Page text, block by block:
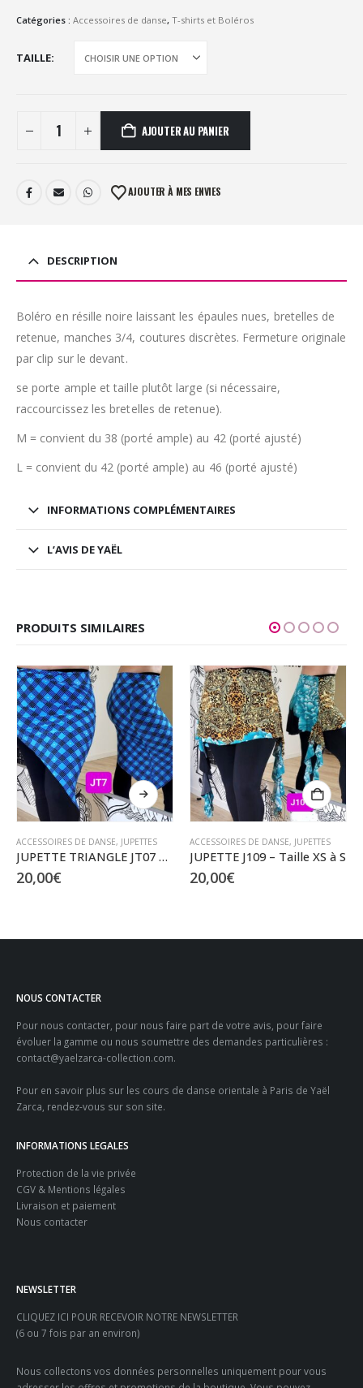
Catégories : Accessoires de danse, T-shirts et Boléros
TAILLE
AJOUTER AU PANIER
AJOUTER À MES ENVIES
DESCRIPTION
Boléro en résille noire laissant les épaules nues, bretelles de
retenue, manches 3/4, coutures discrètes. Fermeture originale
par clip sur le devant.
se porte ample et taille plutôt large (si nécessaire,
raccourcissez les bretelles de retenue).
M = convient du 38 (porté ample) au 42 (porté ajusté)
L = convient du 42 (porté ample) au 46 (porté ajusté)
INFORMATIONS COMPLÉMENTAIRES
L’AVIS DE YAËL
PRODUITS SIMILAIRES
Ce produit a plusieurs variations. Les options peuvent être choisies sur la page du produit
ACCESSOIRES DE DANSE, JUPETTES
JUPETTE TRIANGLE JT07 – Taille S à XXL
20,00€
ACCESSOIRES DE DANSE, JUPETTES
JUPETTE J109 – Taille XS à S
20,00€
NOUS CONTACTER
Pour nous contacter, pour nous faire part de votre avis, pour faire
évoluer la gamme ou nous soumettre des demandes particulières :
contact@yaelzarca-collection.com.
Pour en savoir plus sur les cours de danse orientale à Paris de Yaël
Zarca, rendez-vous sur son site.
INFORMATIONS LEGALES
Protection de la vie privée
CGV & Mentions légales
Livraison et paiement
Nous contacter
NEWSLETTER
CLIQUEZ ICI POUR RECEVOIR NOTRE NEWSLETTER
(6 ou 7 fois par an environ)
Nous collectons vos données personnelles uniquement pour vous